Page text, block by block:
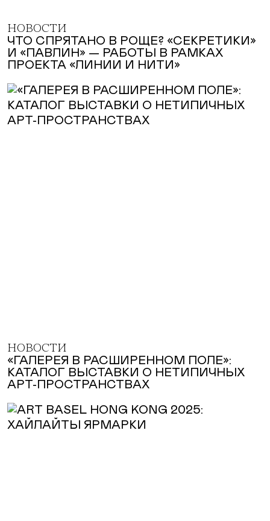
НОВОСТИ
ЧТО СПРЯТАНО В РОЩЕ? «СЕКРЕТИКИ»
И «ПАВЛИН» — РАБОТЫ В РАМКАХ
ПРОЕКТА «ЛИНИИ И НИТИ»
НОВОСТИ
«ГАЛЕРЕЯ В РАСШИРЕННОМ ПОЛЕ»:
КАТАЛОГ ВЫСТАВКИ О НЕТИПИЧНЫХ
АРТ-ПРОСТРАНСТВАХ